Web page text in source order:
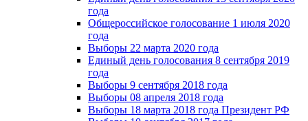
года
Общероссийское голосование 1 июля 2020
года
Выборы 22 марта 2020 года
Единый день голосования 8 сентября 2019
года
Выборы 9 сентября 2018 года
Выборы 08 апреля 2018 года
Выборы 18 марта 2018 года Президент РФ